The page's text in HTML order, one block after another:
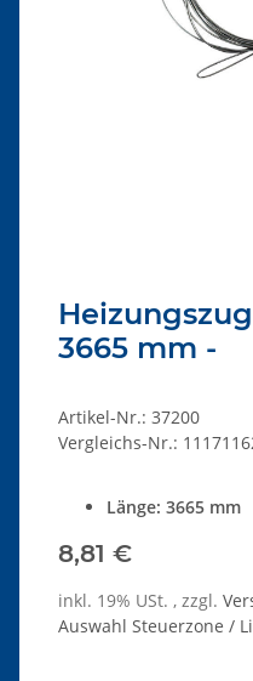
3665 mm -
Artikel-Nr.: 37200
Vergleichs-Nr.:
Länge: 3665 mm
8,81 €
inkl. 19% USt. , zzgl.
Auswahl Steuerzone /